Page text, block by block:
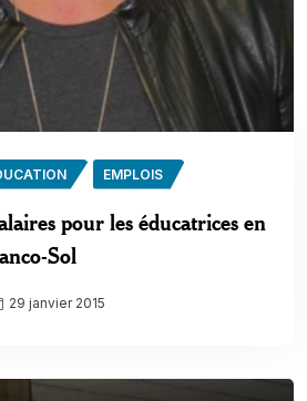
EMPLOIS
pour les éducatrices en
Sol
29 janvier 2015